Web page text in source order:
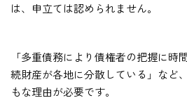
は、申立ては認められません。
「多重債務により債権者の把握に時
続財産が各地に分散している」など
もな理由が必要です。